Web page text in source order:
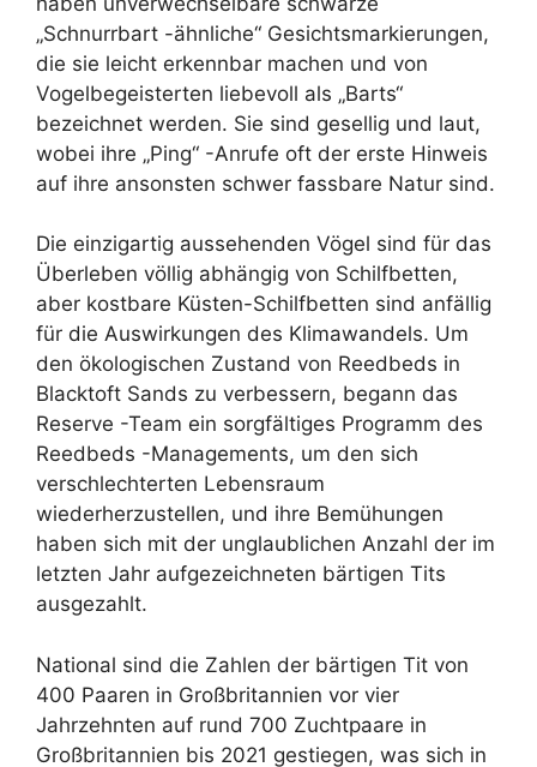
„Schnurrbart -ähnliche“ Gesichtsmarkierungen,
die sie leicht erkennbar machen und von
Vogelbegeisterten liebevoll als „Barts“
bezeichnet werden. Sie sind gesellig und laut,
wobei ihre „Ping“ -Anrufe oft der erste Hinweis
auf ihre ansonsten schwer fassbare Natur sind.
Die einzigartig aussehenden Vögel sind für das
Überleben völlig abhängig von Schilfbetten,
aber kostbare Küsten-Schilfbetten sind anfällig
für die Auswirkungen des Klimawandels. Um
den ökologischen Zustand von Reedbeds in
Blacktoft Sands zu verbessern, begann das
Reserve -Team ein sorgfältiges Programm des
Reedbeds -Managements, um den sich
verschlechterten Lebensraum
wiederherzustellen, und ihre Bemühungen
haben sich mit der unglaublichen Anzahl der im
letzten Jahr aufgezeichneten bärtigen Tits
ausgezahlt.
National sind die Zahlen der bärtigen Tit von
400 Paaren in Großbritannien vor vier
Jahrzehnten auf rund 700 Zuchtpaare in
Großbritannien bis 2021 gestiegen, was sich in